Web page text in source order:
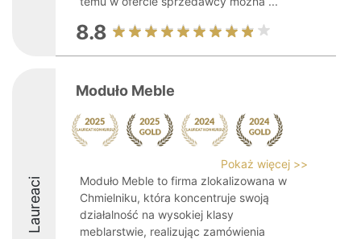
8.8
Laureaci
Moduło Meble
Pokaż więcej >>
Moduło Meble to firma zlokalizowana w
Chmielniku, która koncentruje swoją
działalność na wysokiej klasy
meblarstwie, realizując zamówienia